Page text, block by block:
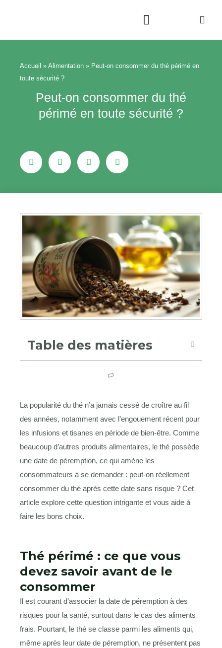
Accueil » Alimentation » Peut-on consommer du thé périmé en
toute sécurité ?
Peut-on consommer du thé
périmé en toute sécurité ?
Table des matières
La popularité du thé n’a jamais cessé de croître au fil
des années, notamment avec l’engouement récent pour
les infusions et tisanes en période de bien-être. Comme
beaucoup d’autres produits alimentaires, le thé possède
une date de péremption, ce qui amène les
consommateurs à se demander : peut-on réellement
consommer du thé après cette date sans risque ? Cet
article explore cette question intrigante et vous aide à
faire les bons choix.
Thé périmé : ce que vous
devez savoir avant de le
consommer
Il est courant d’associer la date de péremption à des
risques pour la santé, surtout dans le cas des aliments
frais. Pourtant, le thé se classe parmi les aliments qui,
même après leur date de péremption, ne présentent pas